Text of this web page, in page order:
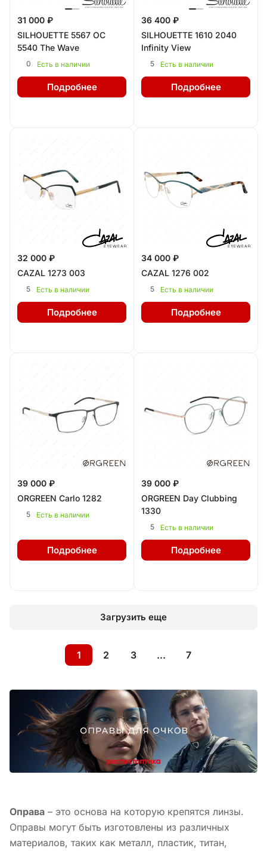
31 000 ₽
SILHOUETTE 5567 OC
5540 The Wave
0 Есть в наличии
Подробнее
36 400 ₽
SILHOUETTE 1610 2040
Infinity View
5 Есть в наличии
Подробнее
32 000 ₽
CAZAL 1273 003
5 Есть в наличии
Подробнее
34 000 ₽
CAZAL 1276 002
5 Есть в наличии
Подробнее
39 000 ₽
ORGREEN Carlo 1282
5 Есть в наличии
Подробнее
39 000 ₽
ORGREEN Day Clubbing
1330
5 Есть в наличии
Подробнее
Загрузить еще
1 2 3 ... 7
Оправа – это основа на которую крепятся линзы.
Оправы могут быть изготовлены из различных
материалов, таких как металл, пластик, титан,